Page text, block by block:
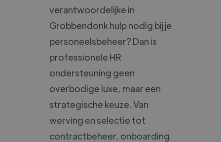
verantwoordelijke in
Grobbendonk hulp nodig bij je
personeelsbeheer? Dan is
professionele HR
ondersteuning geen
overbodige luxe, maar een
strategische keuze. Van
werving en selectie tot
contractbeheer, onboarding